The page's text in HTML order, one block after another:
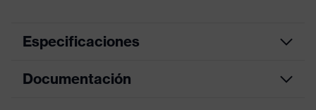
Especificaciones
Color de
azul Francia
Documentación